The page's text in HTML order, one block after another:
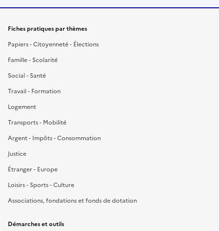
Fiches pratiques par thèmes
Papiers - Citoyenneté - Élections
Famille - Scolarité
Social - Santé
Travail - Formation
Logement
Transports - Mobilité
Argent - Impôts - Consommation
Justice
Étranger - Europe
Loisirs - Sports - Culture
Associations, fondations et fonds de dotation
Démarches et outils